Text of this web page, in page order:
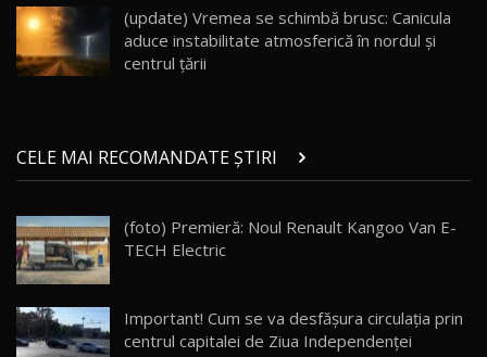
AutoBlog.MD
23:36
20
Noul ZEEKR 7X / Test Drive AutoBlog.MD
29:08
21
AutoBlog.MD
16:59
22
Noua Mazda 6e / Test Drive AutoBlog.MD
26:59
Lynk & Co 01 / Test Drive AutoBlog.MD
25:19
(update) Vremea se schimbă brusc: Canicula
aduce instabilitate atmosferică în nordul și
centrul țării
CELE MAI RECOMANDATE ȘTIRI
(foto) Premieră: Noul Renault Kangoo Van E-
TECH Electric
Important! Cum se va desfăşura circulaţia prin
centrul capitalei de Ziua Independenței